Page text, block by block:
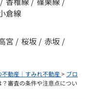
倉線
宮 / 桜坂 / 赤坂 /
不動産｜すみれ不動産> ブロ
審査の条件や注意点につい